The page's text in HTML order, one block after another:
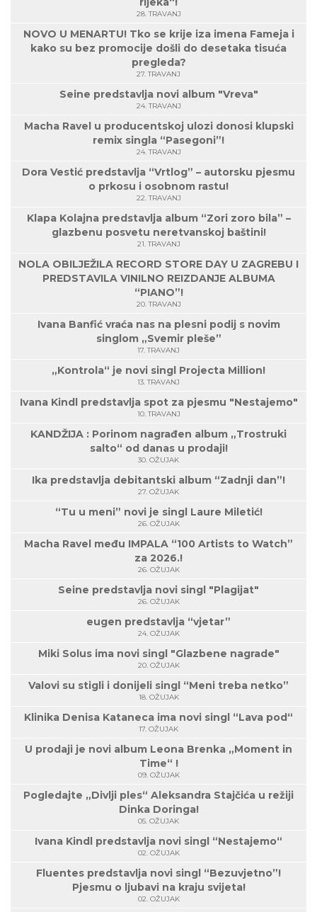
28. TRAVANJ
NOVO U MENARTU! Tko se krije iza imena Fameja i
kako su bez promocije došli do desetaka tisuća
pregleda?
27. TRAVANJ
Seine predstavlja novi album "Vreva"
24. TRAVANJ
Macha Ravel u producentskoj ulozi donosi klupski
remix singla “Pasegoni”!
24. TRAVANJ
Dora Vestić predstavlja “Vrtlog” – autorsku pjesmu
o prkosu i osobnom rastu!
22. TRAVANJ
Klapa Kolajna predstavlja album “Zori zoro bila” –
glazbenu posvetu neretvanskoj baštini!
21. TRAVANJ
NOLA OBILJEŽILA RECORD STORE DAY U ZAGREBU I
PREDSTAVILA VINILNO REIZDANJE ALBUMA
“PIANO”!
20. TRAVANJ
Ivana Banfić vraća nas na plesni podij s novim
singlom „Svemir pleše”
17. TRAVANJ
„Kontrola“ je novi singl Projecta Million!
13. TRAVANJ
Ivana Kindl predstavlja spot za pjesmu "Nestajemo"
10. TRAVANJ
KANDŽIJA : Porinom nagrađen album „Trostruki
salto“ od danas u prodaji!
30. OŽUJAK
Ika predstavlja debitantski album “Zadnji dan”!
27. OŽUJAK
“Tu u meni” novi je singl Laure Miletić!
26. OŽUJAK
Macha Ravel među IMPALA “100 Artists to Watch”
za 2026.!
26. OŽUJAK
Seine predstavlja novi singl "Plagijat"
26. OŽUJAK
eugen predstavlja “vjetar”
24. OŽUJAK
Miki Solus ima novi singl "Glazbene nagrade"
20. OŽUJAK
Valovi su stigli i donijeli singl “Meni treba netko”
18. OŽUJAK
Klinika Denisa Kataneca ima novi singl “Lava pod“
17. OŽUJAK
U prodaji je novi album Leona Brenka „Moment in
Time“ !
09. OŽUJAK
Pogledajte „Divlji ples“ Aleksandra Stajčića u režiji
Dinka Doringa!
05. OŽUJAK
Ivana Kindl predstavlja novi singl “Nestajemo“
02. OŽUJAK
Fluentes predstavlja novi singl “Bezuvjetno”!
Pjesmu o ljubavi na kraju svijeta!
02. OŽUJAK